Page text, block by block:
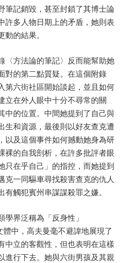
筆記銷毀，甚至封鎖了其博士論
許多人物日期上的矛盾，她則表
的結果。
〈方法論的筆記〉反而能幫助她
對的第二點質疑。在這個附錄
第六街社區開始談起，並且如何
立在外人眼中十分不尋常的關
中的位置。中間她提到了自己與
生和資源，最後則以好友查克遭
以及這個事件如何撼動她身為研
裸的自我剖析，在許多批評者眼
只在乎自己」的指控，而她提到
克一同驅車尋找殺害查克的仇人
觸犯賓州串謀謀殺罪之嫌。
界泛稱為「反身性」
體中，高夫曼毫不避諱地展現了
中立的客觀性，但也表明在這樣
進行下去。她與六街男孩及其親